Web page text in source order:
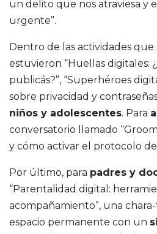
un delito que nos atraviesa y
urgente”.
Dentro de las actividades que
estuvieron “Huellas digitales:
publicás?”, “Superhéroes
sobre privacidad y
niños y adolescentes. Para
conversatorio llamado
y cómo activar el protocolo de
Por último, para padres y
“Parentalidad digital:
acompañamiento”, una
espacio permanente con un